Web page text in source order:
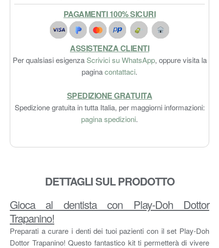
PAGAMENTI 100% SICURI
ASSISTENZA CLIENTI
Per qualsiasi esigenzaScrivici su WhatsApp, oppure visita la
paginacontattaci.
SPEDIZIONE GRATUITA
Spedizione gratuita in tutta Italia, per maggiorni informazioni:
pagina spedizioni.
DETTAGLI SUL PRODOTTO
Gioca al dentista con Play-Doh Dottor
Trapanino!
Preparati a curare i denti dei tuoi pazienti con il set Play-Doh
Dottor Trapanino! Questo fantastico kit ti permetterà di vivere